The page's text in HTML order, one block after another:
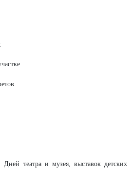
Дней театра и музея, выставок детских